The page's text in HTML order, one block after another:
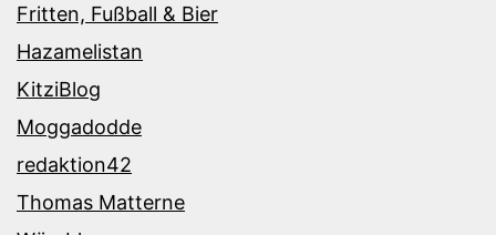
Fritten, Fußball & Bier
Hazamelistan
KitziBlog
Moggadodde
redaktion42
Thomas Matterne